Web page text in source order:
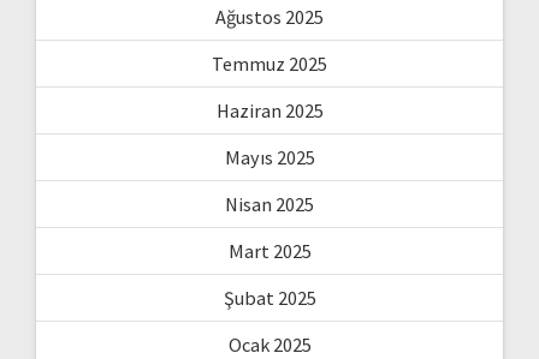
Ağustos 2025
Temmuz 2025
Haziran 2025
Mayıs 2025
Nisan 2025
Mart 2025
Şubat 2025
Ocak 2025